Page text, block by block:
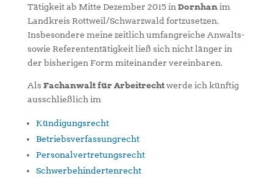
Tätigkeit ab Mitte Dezember 2015 in Dornhanim
Landkreis Rottweil/Schwarzwald fortzusetzen.
Insbesondere meine zeitlich umfangreiche Anwalts-
sowie Referententätigkeit ließ sich nicht länger in
der bisherigen Form miteinander vereinbaren.
AlsFachanwalt für Arbeitrechtwerde ich künftig
ausschließlich im
Kündigungsrecht
Betriebsverfassungrecht
Personalvertretungsrecht
Schwerbehindertenrecht